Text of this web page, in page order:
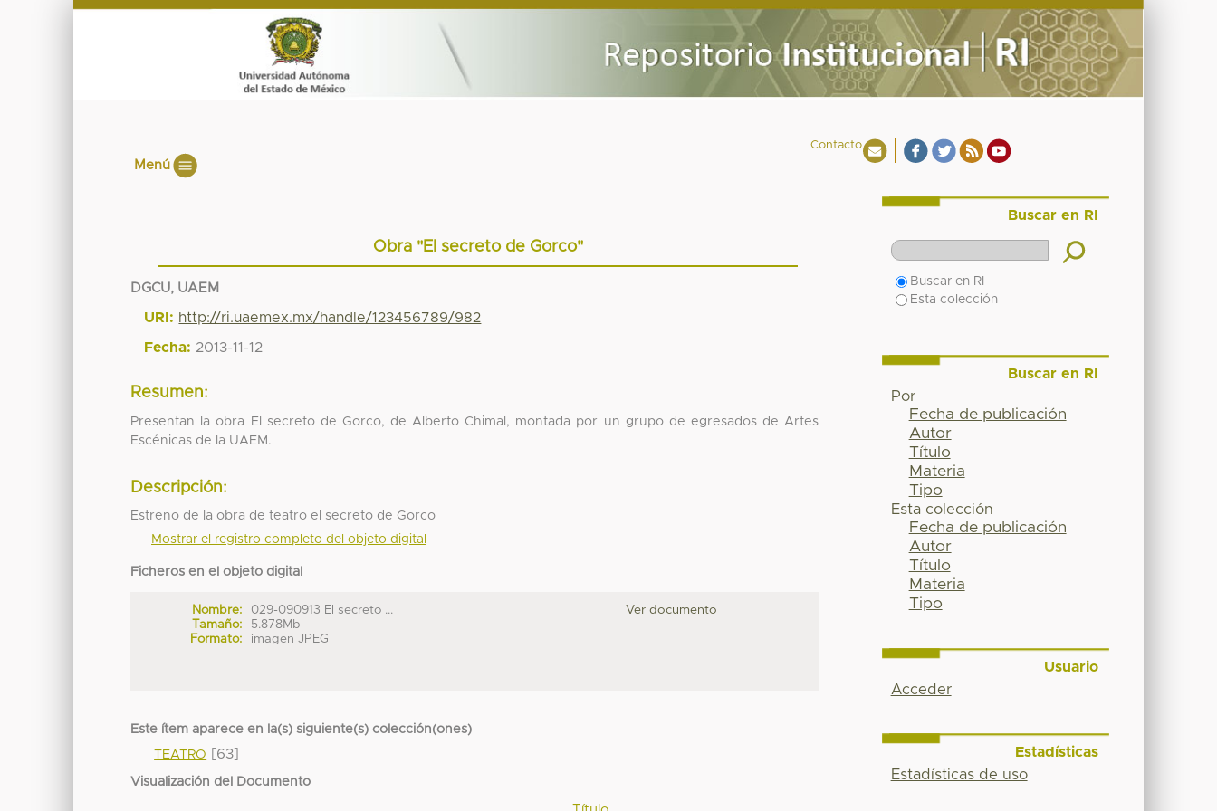
Contacto
Menú
Obra "El secreto de Gorco"
DGCU, UAEM
URI: http://ri.uaemex.mx/handle/123456789/982
Fecha: 2013-11-12
Resumen:
Presentan la obra El secreto de Gorco, de Alberto Chimal, montada por un grupo de egresados de Artes
Escénicas de la UAEM.
Descripción:
Estreno de la obra de teatro el secreto de Gorco
Mostrar el registro completo del objeto digital
Ficheros en el objeto digital
Nombre:
029-090913 El secreto ...
Tamaño:
5.878Mb
Formato:
imagen JPEG
Ver documento
Este ítem aparece en la(s) siguiente(s) colección(ones)
TEATRO [63]
Visualización del Documento
Buscar en RI
Buscar en RI
Esta colección
Buscar en RI
Por
Fecha de publicación
Autor
Título
Materia
Tipo
Esta colección
Fecha de publicación
Autor
Título
Materia
Tipo
Usuario
Acceder
Estadísticas
Estadísticas de uso